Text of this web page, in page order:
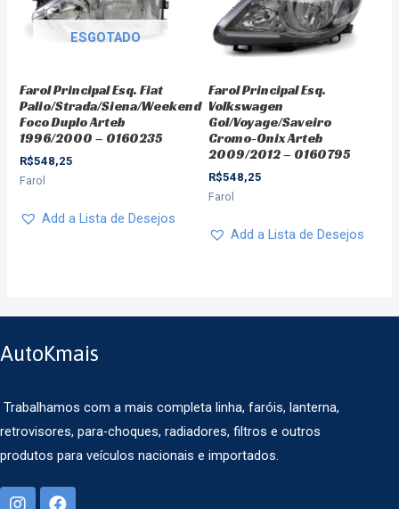
ESGOTADO
Farol Principal Esq. Fiat
Palio/Strada/Siena/Weekend
Foco Duplo Arteb
1996/2000 – 0160235
R$548,25
Farol
Add a Lista de Desejos
Farol Principal Esq.
Volkswagen
Gol/Voyage/Saveiro
Cromo-Onix Arteb
2009/2012 – 0160795
R$548,25
Farol
Add a Lista de Desejos
AutoKmais
Trabalhamos com a mais completa linha, faróis, lanterna,
retrovisores, para-choques, radiadores, filtros e outros
produtos para veículos nacionais e importados.